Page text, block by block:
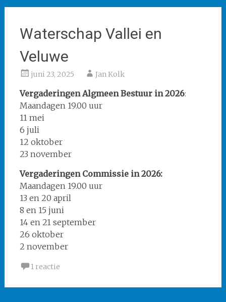
Waterschap Vallei en
Veluwe
juni 23, 2025 Jan Kolk
Vergaderingen Algmeen Bestuur in 2026:
Maandagen 19.00 uur
11 mei
6 juli
12 oktober
23 november
Vergaderingen Commissie in 2026:
Maandagen 19.00 uur
13 en 20 april
8 en 15 juni
14 en 21 september
26 oktober
2 november
1 reactie